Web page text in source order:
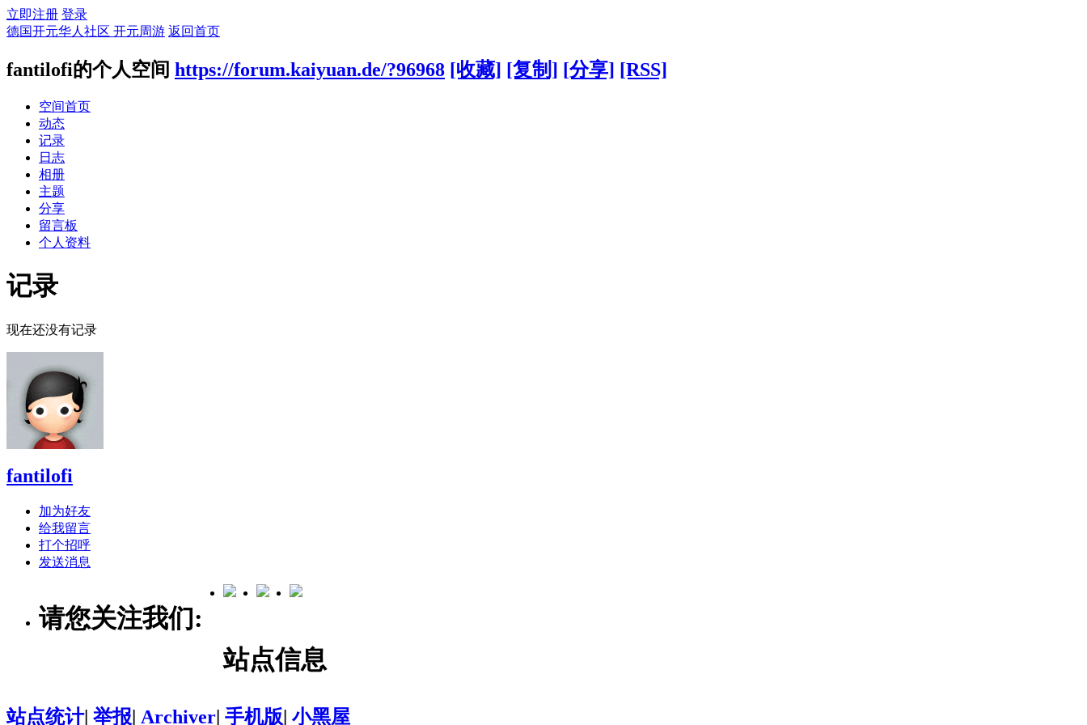
立即注册 登录
德国开元华人社区 开元周游 返回首页
fantilofi的个人空间 https://forum.kaiyuan.de/?96968 [收藏] [复制] [分享] [RSS]
空间首页
动态
记录
日志
相册
主题
分享
留言板
个人资料
记录
现在还没有记录
fantilofi
加为好友
给我留言
打个招呼
发送消息
请您关注我们:
站点信息
站点统计| 举报| Archiver| 手机版| 小黑屋